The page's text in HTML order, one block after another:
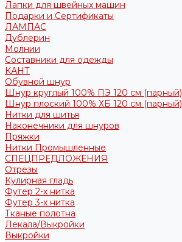
Лапки для швейных машин
Подарки и Сертификаты
ЛАМПАС
Дублерин
Молнии
Составники для одежды
КАНТ
Обувной шнур
Шнур круглый 100% ПЭ 120 см (парный)
Шнур плоский 100% ХБ 120 см (парный)
Нитки для шитья
Наконечники для шнуров
Пряжки
Нитки Промышленные
СПЕЦПРЕДЛОЖЕНИЯ
Отрезы
Кулирная гладь
Футер 2-х нитка
Футер 3-х нитка
Тканые полотна
Лекала/Выкройки
Выкройки